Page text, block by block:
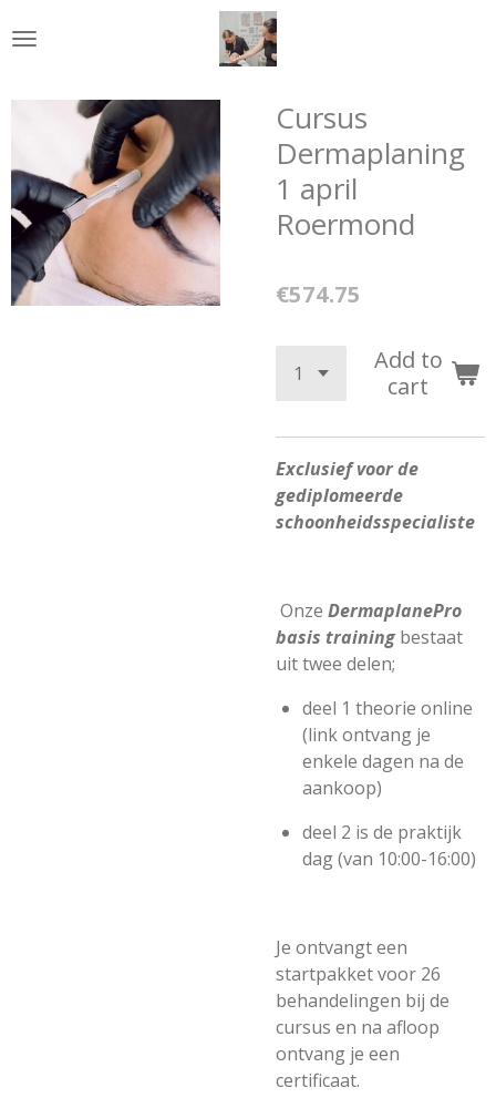
to
content
Cursus
Dermaplaning
1 april
Roermond
€574.75
Add to
cart
Exclusief voor de
gediplomeerde
schoonheidsspecialiste
Onze DermaplanePro
basis training bestaat
uit twee delen;
deel 1 theorie online
(link ontvang je
enkele dagen na de
aankoop)
deel 2 is de praktijk
dag (van 10:00-16:00)
Je ontvangt een
startpakket voor 26
behandelingen bij de
cursus en na afloop
ontvang je een
certificaat.